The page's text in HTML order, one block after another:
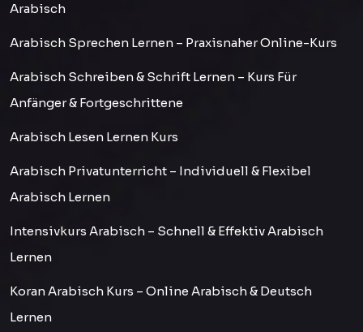
Arabisch
Arabisch Sprechen Lernen – Praxisnaher Online-Kurs
Arabisch Schreiben & Schrift Lernen – Kurs Für
Anfänger & Fortgeschrittene
Arabisch Lesen Lernen Kurs
Arabisch Privatunterricht – Individuell & Flexibel
Arabisch Lernen
Intensivkurs Arabisch – Schnell & Effektiv Arabisch
Lernen
Koran Arabisch Kurs – Online Arabisch & Deutsch
Lernen